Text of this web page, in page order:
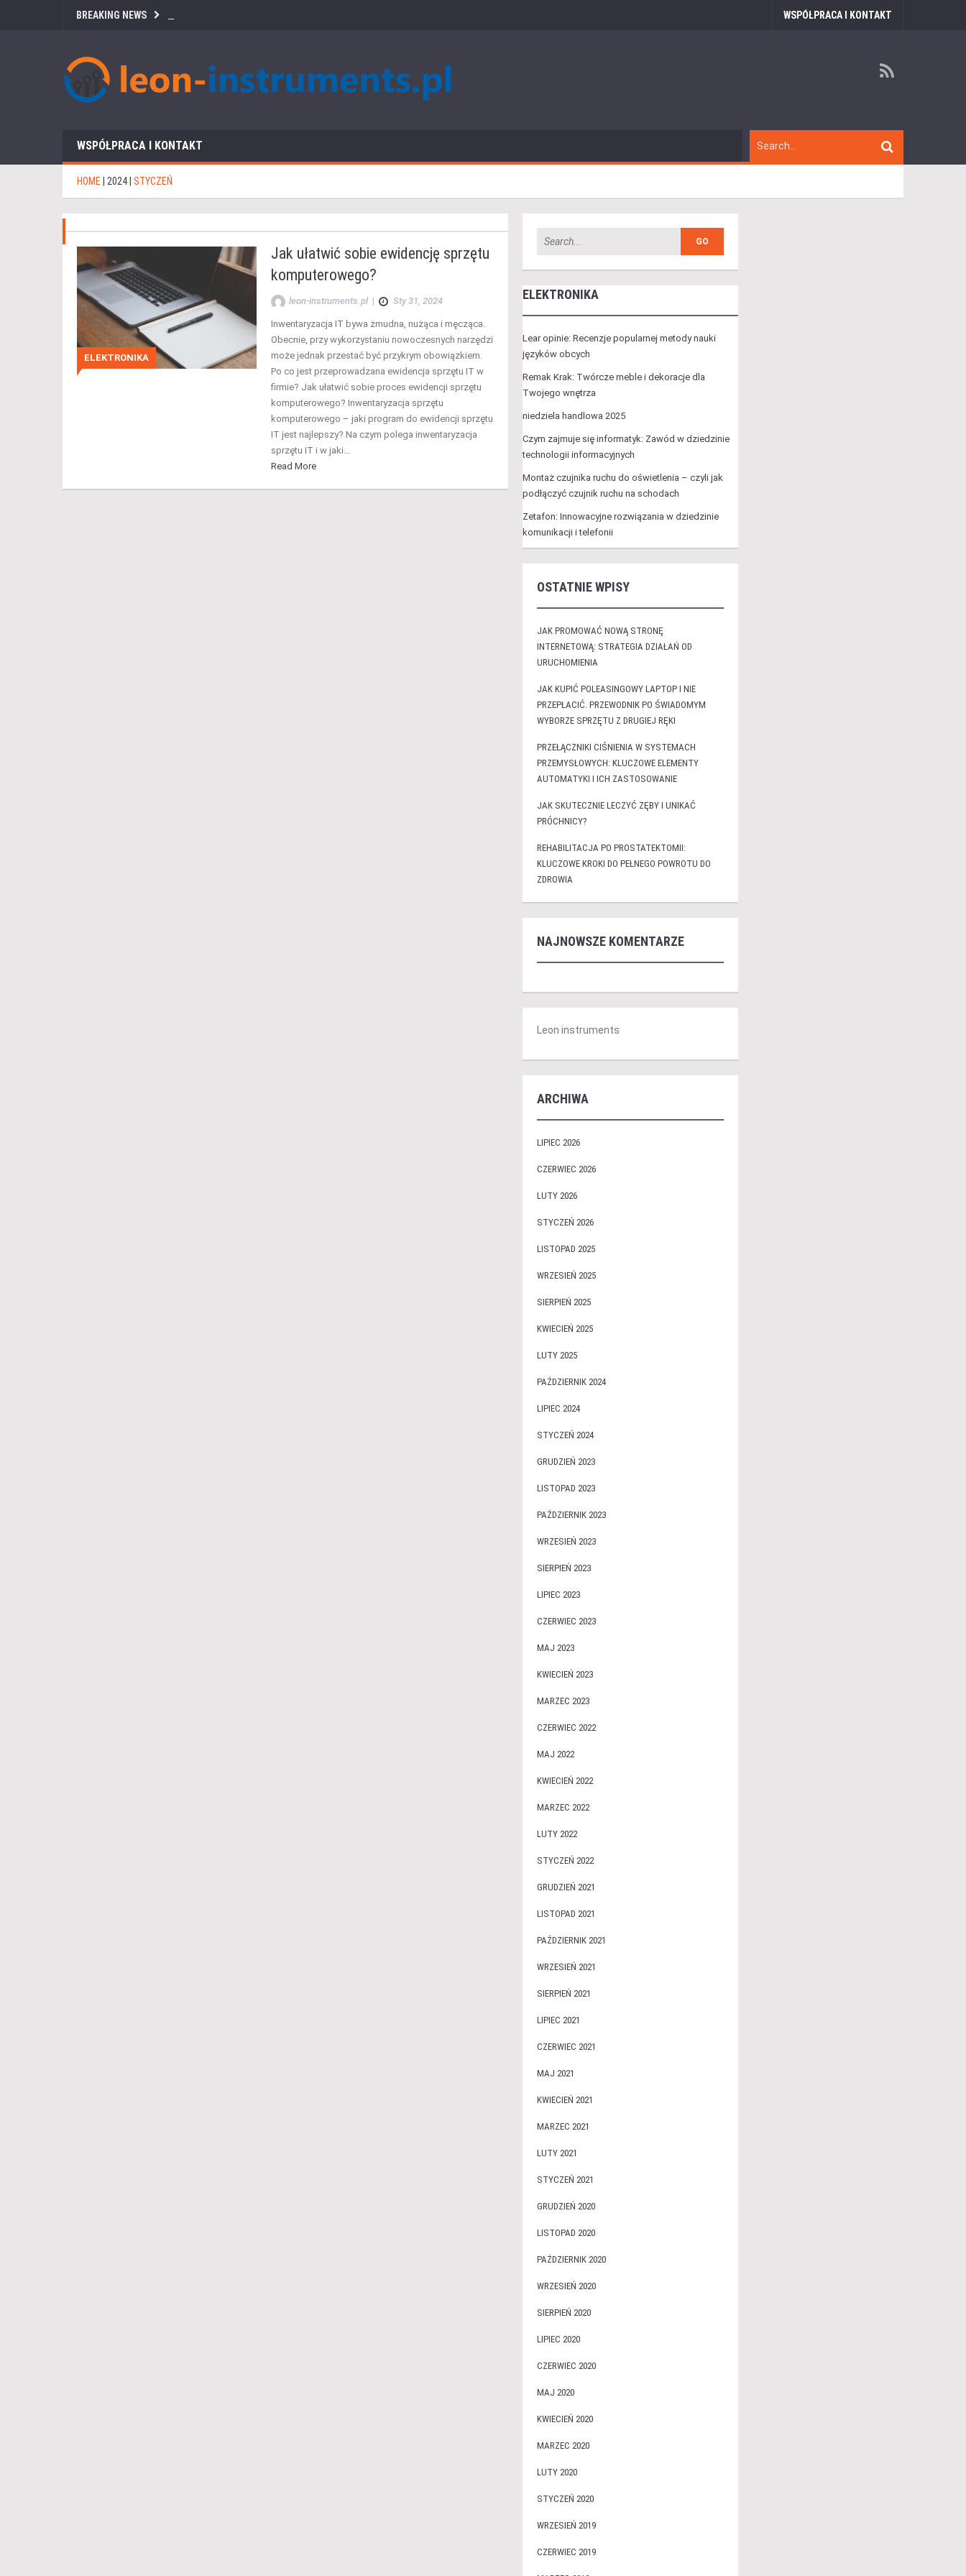
BREAKING NEWS WSPÓŁPRACA I KONTAKT
WSPÓŁPRACA I KONTAKT
HOME 2024 STYCZEŃ
ELEKTRONIKA
Jak ułatwić sobie ewidencję sprzętu
komputerowego?
leon-instruments.pl | Sty 31, 2024
Inwentaryzacja IT bywa żmudna, nużąca i męcząca.
Obecnie, przy wykorzystaniu nowoczesnych narzędzi
może jednak przestać być przykrym obowiązkiem.
Po co jest przeprowadzana ewidencja sprzętu IT w
firmie? Jak ułatwić sobie proces ewidencji sprzętu
komputerowego? Inwentaryzacja sprzętu
komputerowego – jaki program do ewidencji sprzętu
IT jest najlepszy? Na czym polega inwentaryzacja
sprzętu IT i w jaki…
Read More
ELEKTRONIKA
Lear opinie: Recenzje popularnej metody nauki
języków obcych
Remak Krak: Twórcze meble i dekoracje dla
Twojego wnętrza
niedziela handlowa 2025
Czym zajmuje się informatyk: Zawód w dziedzinie
technologii informacyjnych
Montaż czujnika ruchu do oświetlenia – czyli jak
podłączyć czujnik ruchu na schodach
Zetafon: Innowacyjne rozwiązania w dziedzinie
komunikacji i telefonii
OSTATNIE WPISY
JAK PROMOWAĆ NOWĄ STRONĘ
INTERNETOWĄ: STRATEGIA DZIAŁAŃ OD
URUCHOMIENIA
JAK KUPIĆ POLEASINGOWY LAPTOP I NIE
PRZEPŁACIĆ. PRZEWODNIK PO ŚWIADOMYM
WYBORZE SPRZĘTU Z DRUGIEJ RĘKI
PRZEŁĄCZNIKI CIŚNIENIA W SYSTEMACH
PRZEMYSŁOWYCH: KLUCZOWE ELEMENTY
AUTOMATYKI I ICH ZASTOSOWANIE
JAK SKUTECZNIE LECZYĆ ZĘBY I UNIKAĆ
PRÓCHNICY?
REHABILITACJA PO PROSTATEKTOMII:
KLUCZOWE KROKI DO PEŁNEGO POWROTU DO
ZDROWIA
NAJNOWSZE KOMENTARZE
Leon instruments
ARCHIWA
LIPIEC 2026
CZERWIEC 2026
LUTY 2026
STYCZEŃ 2026
LISTOPAD 2025
WRZESIEŃ 2025
SIERPIEŃ 2025
KWIECIEŃ 2025
LUTY 2025
PAŹDZIERNIK 2024
LIPIEC 2024
STYCZEŃ 2024
GRUDZIEŃ 2023
LISTOPAD 2023
PAŹDZIERNIK 2023
WRZESIEŃ 2023
SIERPIEŃ 2023
LIPIEC 2023
CZERWIEC 2023
MAJ 2023
KWIECIEŃ 2023
MARZEC 2023
CZERWIEC 2022
MAJ 2022
KWIECIEŃ 2022
MARZEC 2022
LUTY 2022
STYCZEŃ 2022
GRUDZIEŃ 2021
LISTOPAD 2021
PAŹDZIERNIK 2021
WRZESIEŃ 2021
SIERPIEŃ 2021
LIPIEC 2021
CZERWIEC 2021
MAJ 2021
KWIECIEŃ 2021
MARZEC 2021
LUTY 2021
STYCZEŃ 2021
GRUDZIEŃ 2020
LISTOPAD 2020
PAŹDZIERNIK 2020
WRZESIEŃ 2020
SIERPIEŃ 2020
LIPIEC 2020
CZERWIEC 2020
MAJ 2020
KWIECIEŃ 2020
MARZEC 2020
LUTY 2020
STYCZEŃ 2020
WRZESIEŃ 2019
CZERWIEC 2019